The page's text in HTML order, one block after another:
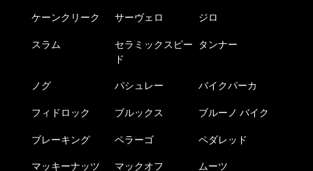
ケーンクリーク サーヴェロ ジロ
スラム
セラミックスピー
ド
タンナー
ノグ パシュレー バイクパーカ
フィドロック ブルックス ブルーノ バイク
ブレーキング ペラーゴ ペダレッド
マッキーナッツ マックオフ ムーツ